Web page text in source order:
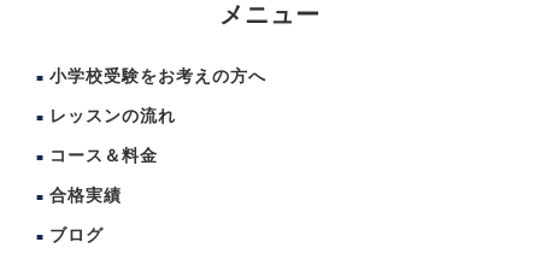
メニュー
小学校受験をお考えの方へ
レッスンの流れ
コース＆料金
合格実績
ブログ